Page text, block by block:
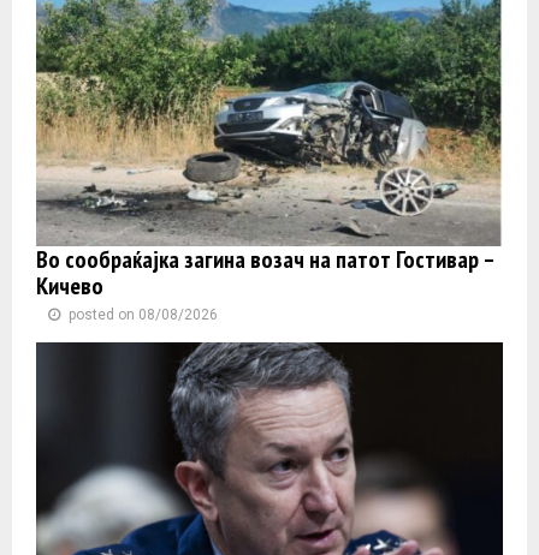
Во сообраќајка загина возач на патот Гостивар –
Кичево
posted on 08/08/2026